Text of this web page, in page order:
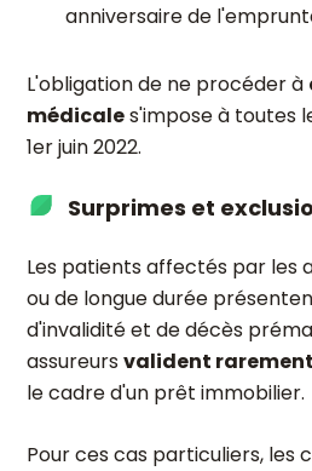
anniversaire de
L'obligation de ne procéder à
médicales'impose à toutes
1er juin 2022.
Surprimes et
Les patients affectés par les
ou de longue durée
d'invalidité et de décès
assureursvalident
le cadre d'un prêt immobilier.
Pour ces cas particuliers, les